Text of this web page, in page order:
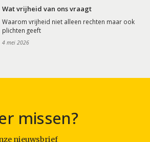
Wat vrijheid van ons vraagt
Waarom vrijheid niet alleen rechten maar ook
plichten geeft
4 mei 2026
missen?
nieuwsbrief